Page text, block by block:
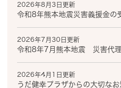
2026年8月3日更新
令和8年熊本地震災害義援金の
2026年7月30日更新
令和8年7月熊本地震 災害代
2026年4月1日更新
うだ健幸プラザからの大切なお